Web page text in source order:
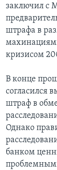
заключил с
штрафа в
кризисом
В конце
согласился
штраф в
Однако
банком